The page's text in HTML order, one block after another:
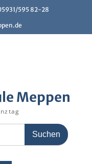
595 82-28
Meppen